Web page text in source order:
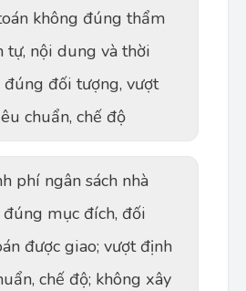
không đúng thẩm
tự, nội dung và thời
đúng đối tượng, vượt
chuẩn, chế độ
phí ngân sách nhà
mục đích, đối
được giao; vượt định
chế độ; không xây